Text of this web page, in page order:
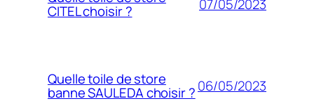
CITEL choisir ? 07/05/2023
Quelle toile de store
banne SAULEDA choisir ?06/05/2023